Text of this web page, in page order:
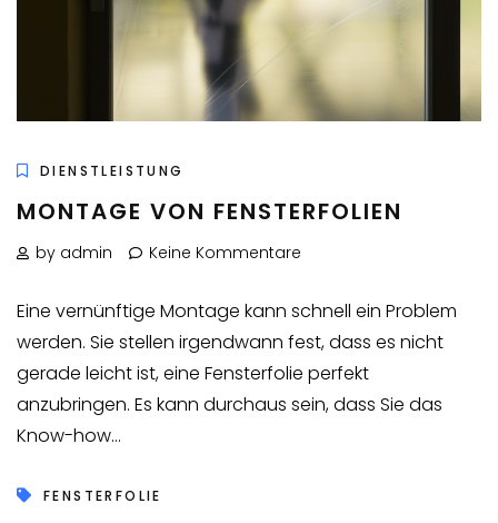
DIENSTLEISTUNG
MONTAGE VON FENSTERFOLIEN
by admin Keine Kommentare
Eine vernünftige Montage kann schnell ein Problem
werden. Sie stellen irgendwann fest, dass es nicht
gerade leicht ist, eine Fensterfolie perfekt
anzubringen. Es kann durchaus sein, dass Sie das
Know-how...
FENSTERFOLIE